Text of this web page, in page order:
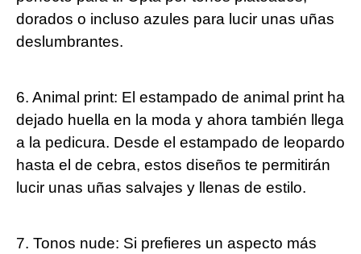
dorados o incluso azules para lucir unas uñas
deslumbrantes.
6. Animal print: El estampado de animal print ha
dejado huella en la moda y ahora también llega
a la pedicura. Desde el estampado de leopardo
hasta el de cebra, estos diseños te permitirán
lucir unas uñas salvajes y llenas de estilo.
7. Tonos nude: Si prefieres un aspecto más